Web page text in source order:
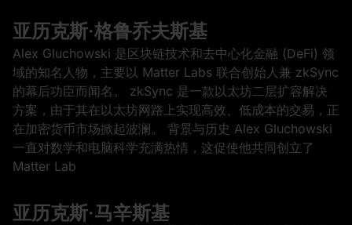
亚历克斯·格鲁乔夫斯基
Alex Gluchowski 是区块链技术和去中心化金融 (DeFi) 领
域的知名人物，主要以 Matter Labs 联合创始人兼 zkSync
的幕后功臣而闻名。 zkSync 是一款以太坊二层扩容解决
方案，由于其在以太坊网路上实现高效、低成本的交易，正
在加密货币市场掀起波澜。 背景与历史 Alex Gluchowski
一直对数学和电脑科学充满热情，这促使他共同创立了
Matter Lab
亚历克斯·马辛斯基